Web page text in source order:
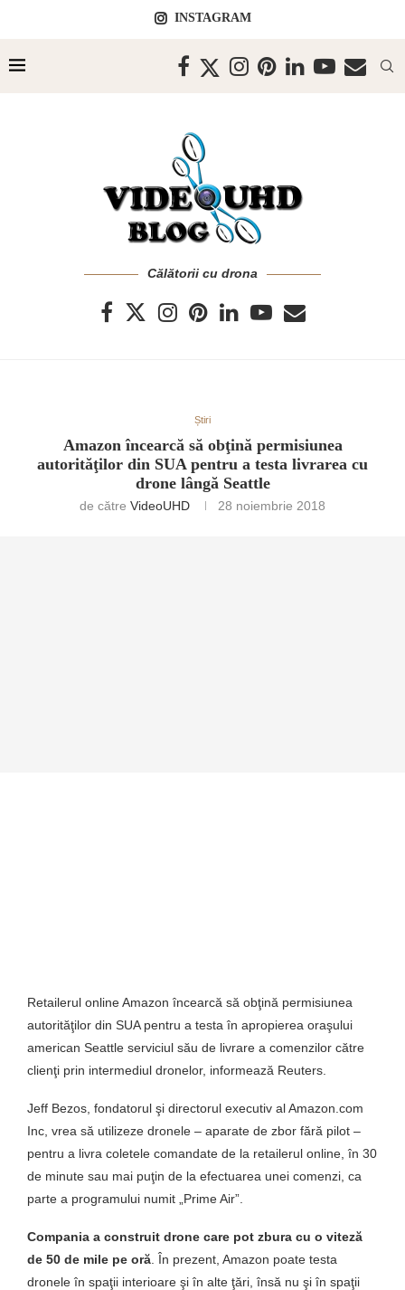
INSTAGRAM
Călătorii cu drona
Știri
Amazon încearcă să obţină permisiunea
autorităţilor din SUA pentru a testa livrarea cu
drone lângă Seattle
de către VideoUHD 28 noiembrie 2018
Retailerul online Amazon încearcă să obţină permisiunea
autorităţilor din SUA pentru a testa în apropierea oraşului
american Seattle serviciul său de livrare a comenzilor către
clienţi prin intermediul dronelor, informează Reuters.
Jeff Bezos, fondatorul şi directorul executiv al Amazon.com
Inc, vrea să utilizeze dronele – aparate de zbor fără pilot –
pentru a livra coletele comandate de la retailerul online, în 30
de minute sau mai puţin de la efectuarea unei comenzi, ca
parte a programului numit „Prime Air”.
Compania a construit drone care pot zbura cu o viteză
de 50 de mile pe oră . În prezent, Amazon poate testa
dronele în spaţii interioare şi în alte ţări, însă nu şi în spaţii